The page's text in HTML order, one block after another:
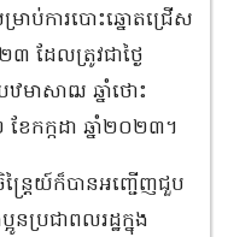
ាប់ការបោះឆ្នោតជ្រើស
ដែលត្រូវជាថ្ងៃ
មាសាឍ ឆ្នាំថោះ
កក្កដា ឆ្នាំ២០២៣។
ត្រៃយ៍ក៏បានអញ្ជើញជួប
រជាពលរដ្ឋក្នុង